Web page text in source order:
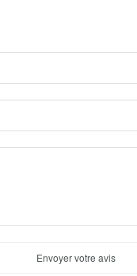
Envoyer votre avis